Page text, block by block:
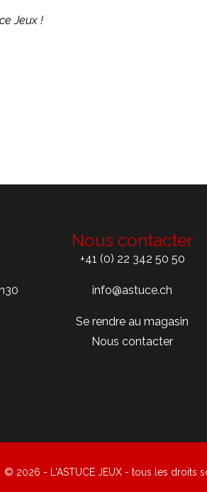
Jeux !
Nous contacter
+41 (0) 22 342 50 50
info@astuce.ch
Se rendre au magasin
Nous contacter
© 2026 - L'ASTUCE JEUX - tous les droits